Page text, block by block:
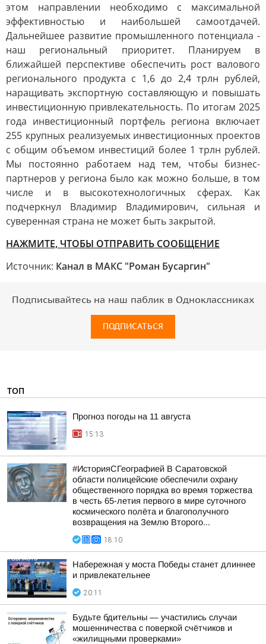
этом направлении необходимо с максимальной
эффективностью и наибольшей самоотдачей.
Дальнейшее развитие промышленного потенциала -
наш региональный приоритет. Планируем в
ближайшей перспективе обеспечить рост валового
регионального продукта с 1,6 до 2,4 трлн рублей,
наращивать экспортную составляющую и повышать
инвестиционную привлекательность. По итогам 2025
года инвестиционный портфель региона включает
255 крупных реализуемых инвестиционных проектов
с общим объемом инвестиций более 1 трлн рублей.
Мы постоянно работаем над тем, чтобы бизнес-
партнеров у региона было как можно больше, в том
числе и в высокотехнологичных сферах. Как
подчеркнул Владимир Владимирович, сильная и
суверенная страна не может быть закрытой.
НАЖМИТЕ, ЧТОБЫ ОТПРАВИТЬ СООБЩЕНИЕ
Источник: Канал в МАКС "Роман Бусаргин"
Подписывайтесь на наш паблик в Одноклассниках
ПОДПИСАТЬСЯ
ТОП
Прогноз погоды на 11 августа
15:13
#ИсторияСГеографией В Саратовской
области полицейские обеспечили охрану
общественного порядка во время торжества
в честь 65-летия первого в мире суточного
космического полёта и благополучного
возвращения на Землю Второго...
18:10
Набережная у моста Победы станет длиннее
и привлекательнее
20:11
Будьте бдительны — участились случаи
мошенничества с поверкой счётчиков и
«жилищными проверками»